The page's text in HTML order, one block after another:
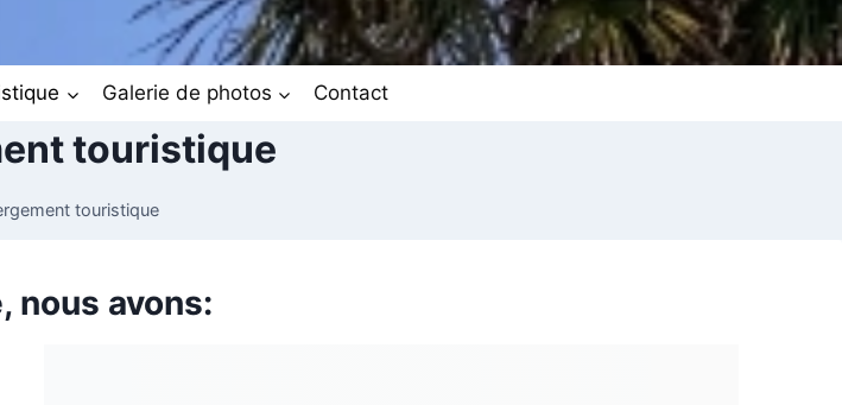
Galerie de photos Contact
touristique
touristique
nous avons: